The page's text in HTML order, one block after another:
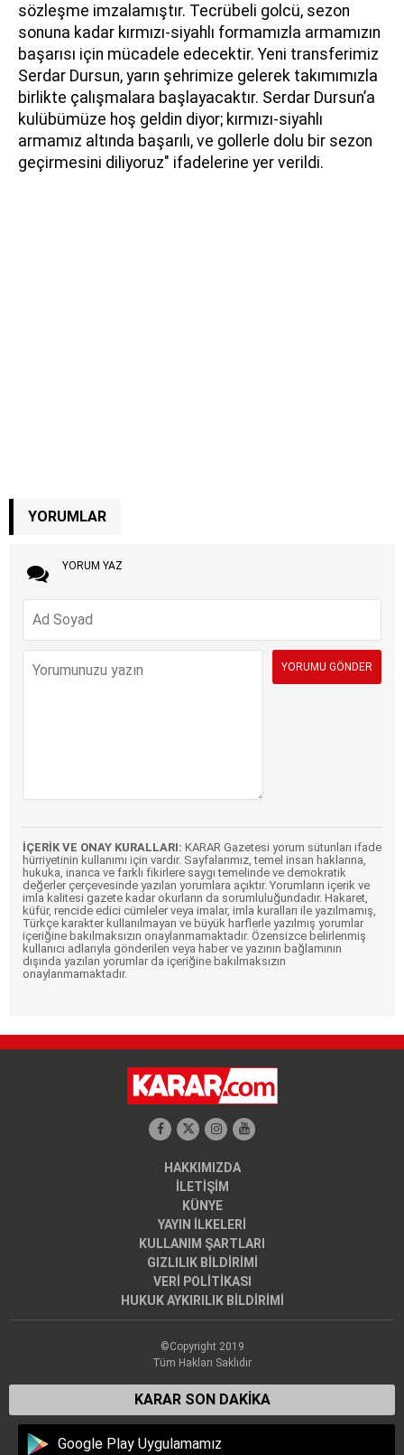
sözleşme imzalamıştır. Tecrübeli golcü, sezon
sonuna kadar kırmızı-siyahlı formamızla armamızın
başarısı için mücadele edecektir. Yeni transferimiz
Serdar Dursun, yarın şehrimize gelerek takımımızla
birlikte çalışmalara başlayacaktır. Serdar Dursun’a
kulübümüze hoş geldin diyor; kırmızı-siyahlı
armamız altında başarılı, ve gollerle dolu bir sezon
geçirmesini diliyoruz" ifadelerine yer verildi.
YORUMLAR
YORUM YAZ
İÇERİK VE ONAY KURALLARI: KARAR Gazetesi yorum sütunları ifade
hürriyetinin kullanımı için vardır. Sayfalarımız, temel insan haklarına,
hukuka, inanca ve farklı fikirlere saygı temelinde ve demokratik
değerler çerçevesinde yazılan yorumlara açıktır. Yorumların içerik ve
imla kalitesi gazete kadar okurların da sorumluluğundadır. Hakaret,
küfür, rencide edici cümleler veya imalar, imla kuralları ile yazılmamış,
Türkçe karakter kullanılmayan ve büyük harflerle yazılmış yorumlar
içeriğine bakılmaksızın onaylanmamaktadır. Özensizce belirlenmiş
kullanıcı adlarıyla gönderilen veya haber ve yazının bağlamının
dışında yazılan yorumlar da içeriğine bakılmaksızın
onaylanmamaktadır.
HAKKIMIZDA
İLETİŞİM
KÜNYE
YAYIN İLKELERİ
KULLANIM ŞARTLARI
GIZLILIK BİLDİRİMİ
VERİ POLİTİKASI
HUKUK AYKIRILIK BİLDİRİMİ
©Copyright 2019
Tüm Hakları Saklıdır
KARAR SON DAKİKA
Google Play Uygulamamız